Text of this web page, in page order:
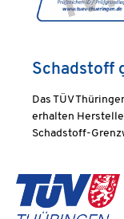
Schadstoff
Das TÜV
erhalten
Schadstoff-